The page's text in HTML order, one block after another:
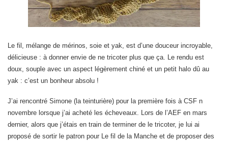
Le fil, mélange de mérinos, soie et yak, est d’une douceur incroyable,
délicieuse : à donner envie de ne tricoter plus que ça. Le rendu est
doux, souple avec un aspect légèrement chiné et un petit halo dû au
yak : c’est un bonheur absolu !
J’ai rencontré Simone (la teinturière) pour la première fois à CSF n
novembre lorsque j’ai acheté les écheveaux. Lors de l’AEF en mars
dernier, alors que j’étais en train de terminer de le tricoter, je lui ai
proposé de sortir le patron pour Le fil de la Manche et de proposer des